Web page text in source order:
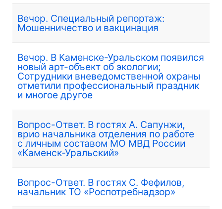
Вечор. Специальный репортаж:
Мошенничество и вакцинация
Вечор. В Каменске-Уральском появился
новый арт-объект об экологии;
Сотрудники вневедомственной охраны
отметили профессиональный праздник
и многое другое
Вопрос-Ответ. В гостях А. Сапунжи,
врио начальника отделения по работе
с личным составом МО МВД России
«Каменск-Уральский»
Вопрос-Ответ. В гостях С. Фефилов,
начальник ТО «Роспотребнадзор»